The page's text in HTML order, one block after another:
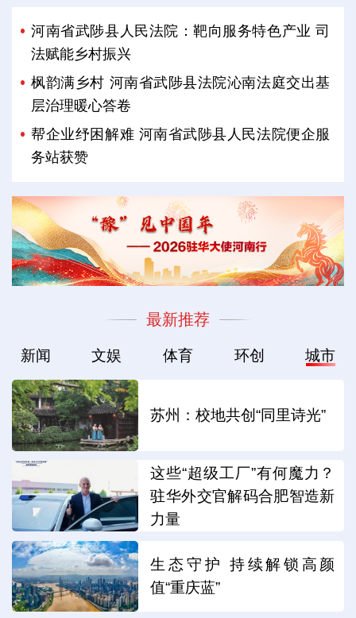
河南省武陟县人民法院：靶向服务特色产业 司
法赋能乡村振兴
枫韵满乡村 河南省武陟县法院沁南法庭交出基
层治理暖心答卷
帮企业纾困解难 河南省武陟县人民法院便企服
务站获赞
最新推荐
新闻 文娱 体育 环创 城市
苏州：校地共创“同里诗光”
这些“超级工厂”有何魔力？
驻华外交官解码合肥智造新
力量
生态守护 持续解锁高颜
值“重庆蓝”